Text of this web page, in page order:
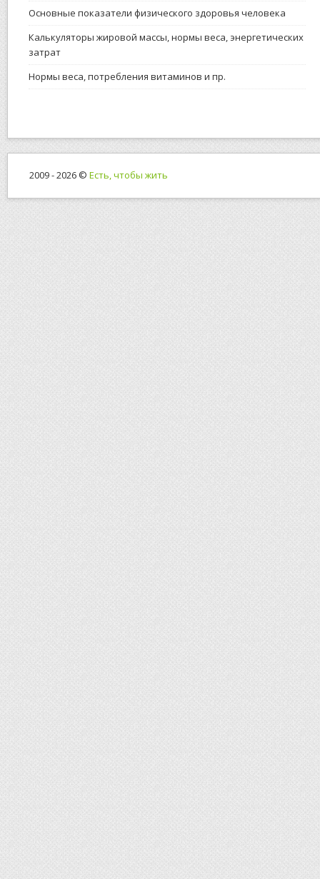
Основные показатели физического здоровья человека
Калькуляторы жировой массы, нормы веса, энергетических
затрат
Нормы веса, потребления витаминов и пр.
2009 - 2026 © Есть, чтобы жить